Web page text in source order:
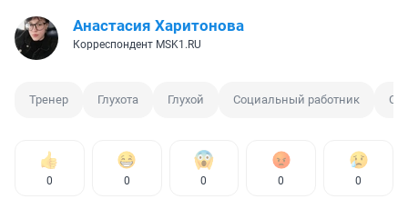
Анастасия Харитонова
Корреспондент MSK1.RU
Тренер Глухота Глухой Социальный работник
0 0 0 0 0